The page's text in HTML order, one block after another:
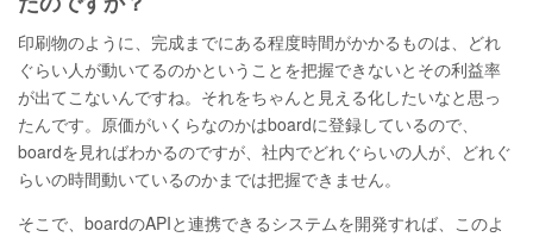
印刷物のように、完成までにある程度時間がかかるものは、どれ
ぐらい人が動いてるのかということを把握できないとその利益率
が出てこないんですね。それをちゃんと見える化したいなと思っ
たんです。原価がいくらなのかはboardに登録しているので、
boardを見ればわかるのですが、社内でどれぐらいの人が、どれぐ
らいの時間動いているのかまでは把握できません。
そこで、boardのAPIと連携できるシステムを開発すれば、このよ